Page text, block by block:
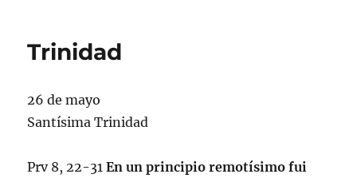
Trinidad
26 de mayo
Santísima Trinidad
Prv 8, 22-31En un principio remotísimo fui